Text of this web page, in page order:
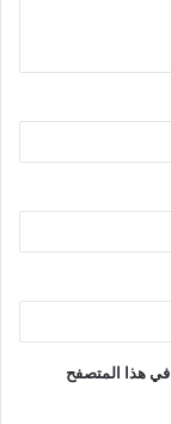
في هذا المتصفح